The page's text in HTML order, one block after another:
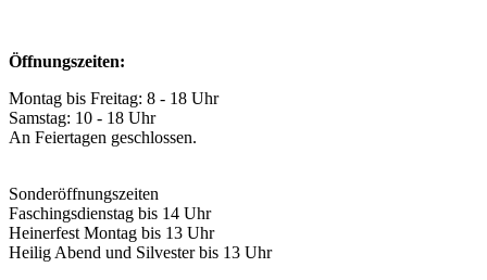
Öffnungszeiten:
Montag bis Freitag: 8 - 18 Uhr
Samstag: 10 - 18 Uhr
An Feiertagen geschlossen.
Sonderöffnungszeiten
Faschingsdienstag bis 14 Uhr
Heinerfest Montag bis 13 Uhr
Heilig Abend und Silvester bis 13 Uhr